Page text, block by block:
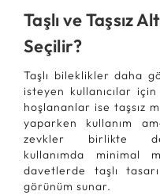
Taşlı ve Taşsız
Seçilir?
Taşlı bileklikler daha
isteyen kullanıcılar
hoşlananlar ise taşsız
yaparken kullanım
zevkler birlikte
kullanımda minimal
davetlerde taşlı
görünüm sunar.